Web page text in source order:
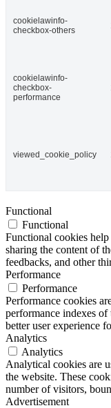
cookielawinfo-
checkbox-others
cookielawinfo-
checkbox-
performance
viewed_cookie_policy
Functional
Functional
Functional cookies
sharing the content of
feedbacks, and other
Performance
Performance
Performance cookies
performance indexes
better user experience
Analytics
Analytics
Analytical cookies are
the website. These
number of visitors,
Advertisement